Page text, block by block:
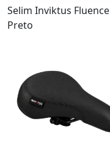
Selim Inviktus Fluence
Preto